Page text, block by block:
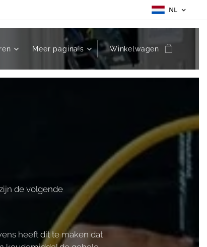
NL
Meer pagina's Winkelwagen
de volgende
heeft dit te maken dat